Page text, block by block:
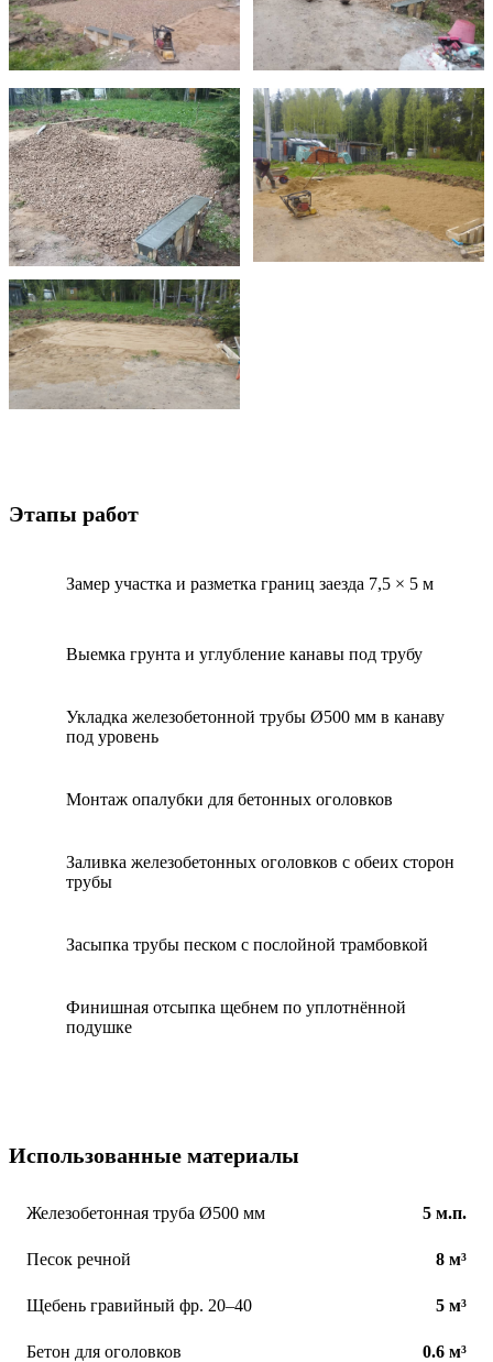
Этапы работ
Замер участка и разметка границ заезда 7,5 × 5 м
Выемка грунта и углубление канавы под трубу
Укладка железобетонной трубы Ø500 мм в канаву
под уровень
Монтаж опалубки для бетонных оголовков
Заливка железобетонных оголовков с обеих сторон
трубы
Засыпка трубы песком с послойной трамбовкой
Финишная отсыпка щебнем по уплотнённой
подушке
Использованные материалы
Железобетонная труба Ø500 мм 5 м.п.
Песок речной 8 м³
Щебень гравийный фр. 20–40 5 м³
Бетон для оголовков 0.6 м³